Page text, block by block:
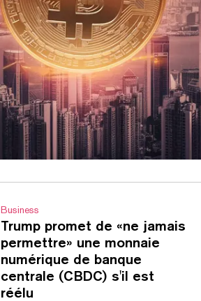
Business
Trump promet de «ne jamais
permettre» une monnaie
numérique de banque
centrale (CBDC) s'il est
réélu